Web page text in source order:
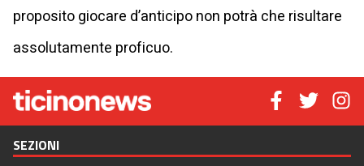
proposito giocare d’anticipo non potrà che risultare
assolutamente proficuo.
SEZIONI